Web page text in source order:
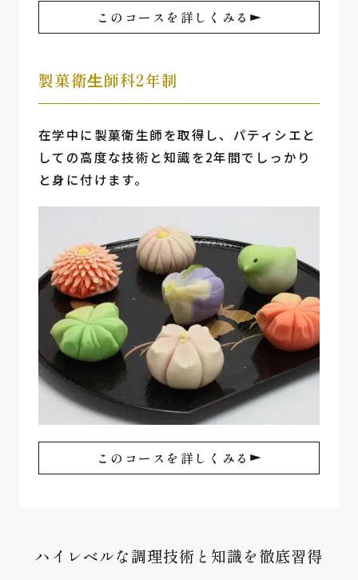
このコースを詳しくみる
製菓衛⽣師科2年制
在学中に製菓衛生師を取得し、パティシエと
しての高度な技術と知識を2年間でしっかり
と身に付けます。
このコースを詳しくみる
ハイレベルな調理技術と知識を徹底習得